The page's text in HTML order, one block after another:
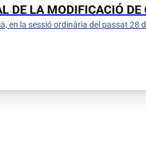
DE LA MODIFICACIÓ
en la sessió ordinària del passat